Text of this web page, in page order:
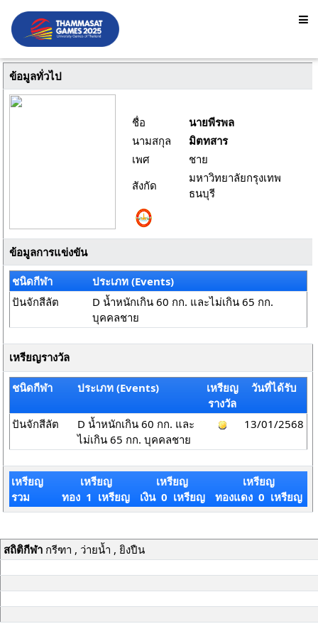
ข้อมูลทั่วไป
ชื่อ
นายพีรพล
นามสกุล
มิตทสาร
เพศ
ชาย
สังกัด
มหาวิทยาลัยกรุงเทพ
ธนบุรี
ข้อมูลการแข่งขัน
ชนิดกีฬา
ประเภท (Events)
ปันจักสีลัต
D น้ำหนักเกิน 60 กก. และไม่เกิน 65 กก.
บุคคลชาย
เหรียญรางวัล
ชนิดกีฬา ประเภท (Events)
เหรียญ
รางวัล
วันที่ได้รับ
ปันจักสีลัต
D น้ำหนักเกิน 60 กก. และ
ไม่เกิน 65 กก. บุคคลชาย
13/01/2568
เหรียญ
รวม
เหรียญ
ทอง 1 เหรียญ
เหรียญ
เงิน 0 เหรียญ
เหรียญ
ทองแดง 0 เหรียญ
สถิติกีฬากรีฑา , ว่ายน้ำ , ยิงปืน